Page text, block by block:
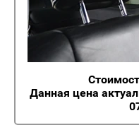
Данная цена